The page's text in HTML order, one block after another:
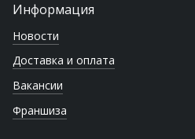
Информация
Новости
Доставка и оплата
Вакансии
Франшиза